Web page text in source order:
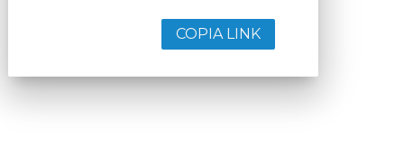
COPIA LINK